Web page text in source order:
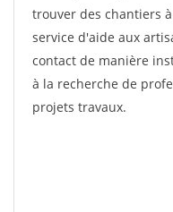
trouver des chantiers
service d'aide aux
contact de manière
à la recherche de
projets travaux.